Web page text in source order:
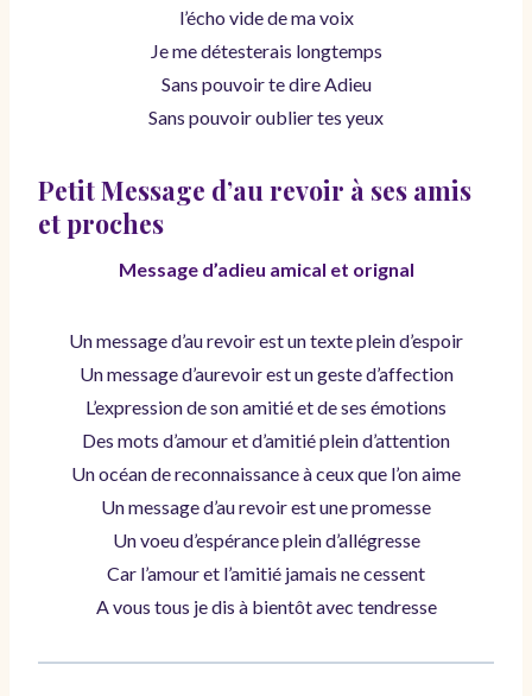
l’écho vide de ma voix
Je me détesterais longtemps
Sans pouvoir te dire Adieu
Sans pouvoir oublier tes yeux
Petit Message d’au revoir à ses amis
et proches
Message d’adieu amical et orignal
Un message d’au revoir est un texte plein d’espoir
Un message d’aurevoir est un geste d’affection
L’expression de son amitié et de ses émotions
Des mots d’amour et d’amitié plein d’attention
Un océan de reconnaissance à ceux que l’on aime
Un message d’au revoir est une promesse
Un voeu d’espérance plein d’allégresse
Car l’amour et l’amitié jamais ne cessent
A vous tous je dis à bientôt avec tendresse